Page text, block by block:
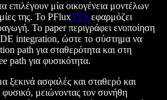
επιλέγουν μία οικογένεια μοντέλων
της. Το PFluxTTS εφαρμόζει
Το paper περιγράφει ενοποίηση
integration, ώστε το σύστημα να
path για σταθερότητα και στη
path για φυσικότητα.
ξεκινά ασφαλές και σταθερό και
φυσικό, μειώνοντας τον συνήθη